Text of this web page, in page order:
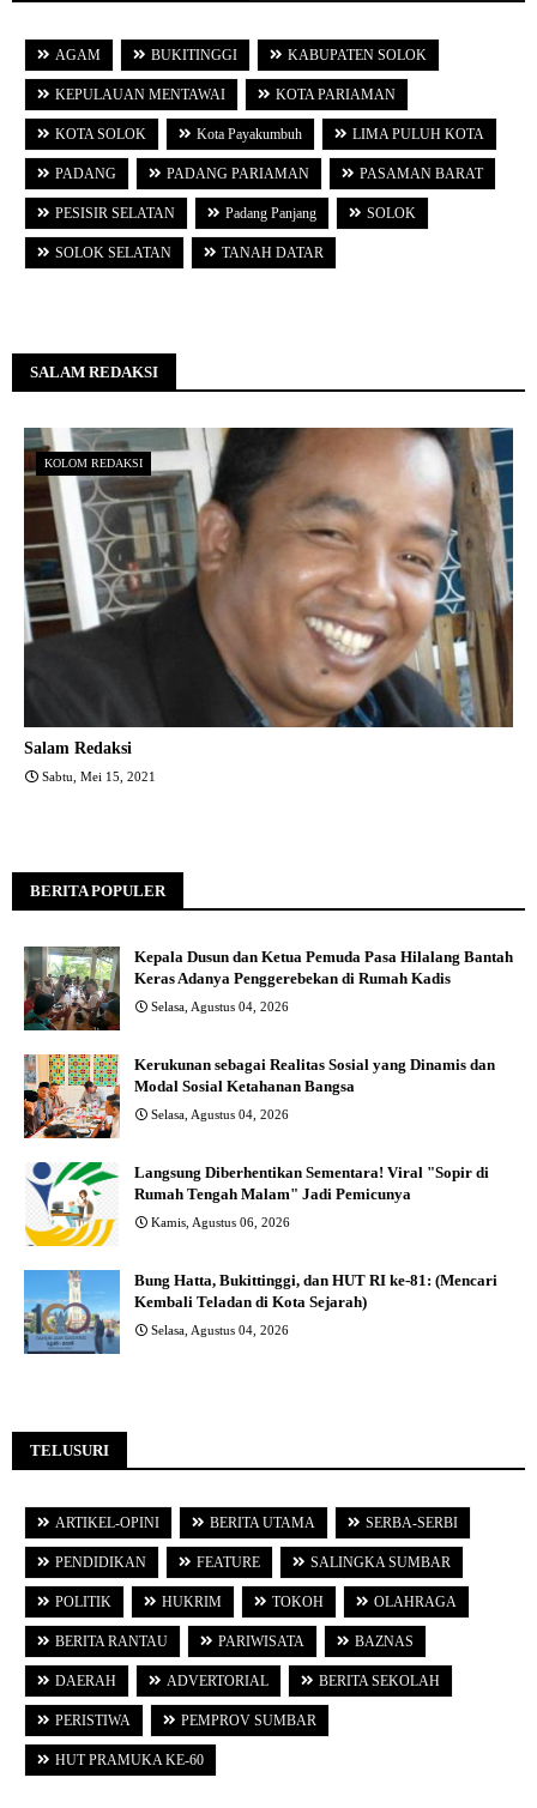
AGAM BUKITINGGI KABUPATEN SOLOK
KEPULAUAN MENTAWAI KOTA PARIAMAN
KOTA SOLOK Kota Payakumbuh LIMA PULUH KOTA
PADANG PADANG PARIAMAN PASAMAN BARAT
PESISIR SELATAN Padang Panjang SOLOK
SOLOK SELATAN TANAH DATAR
SALAM REDAKSI
KOLOM REDAKSI
Salam Redaksi
Sabtu, Mei 15, 2021
BERITA POPULER
Kepala Dusun dan Ketua Pemuda Pasa Hilalang Bantah
Keras Adanya Penggerebekan di Rumah Kadis
Selasa, Agustus 04, 2026
Kerukunan sebagai Realitas Sosial yang Dinamis dan
Modal Sosial Ketahanan Bangsa
Selasa, Agustus 04, 2026
Langsung Diberhentikan Sementara! Viral "Sopir di
Rumah Tengah Malam" Jadi Pemicunya
Kamis, Agustus 06, 2026
Bung Hatta, Bukittinggi, dan HUT RI ke-81: (Mencari
Kembali Teladan di Kota Sejarah)
Selasa, Agustus 04, 2026
TELUSURI
ARTIKEL-OPINI BERITA UTAMA SERBA-SERBI
PENDIDIKAN FEATURE SALINGKA SUMBAR
POLITIK HUKRIM TOKOH OLAHRAGA
BERITA RANTAU PARIWISATA BAZNAS
DAERAH ADVERTORIAL BERITA SEKOLAH
PERISTIWA PEMPROV SUMBAR
HUT PRAMUKA KE-60